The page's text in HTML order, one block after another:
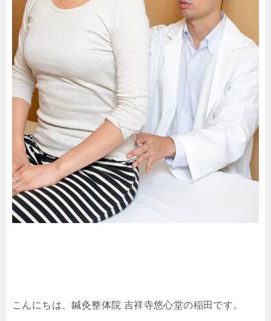
こんにちは、鍼灸整体院 吉祥寺悠心堂の稲田です。